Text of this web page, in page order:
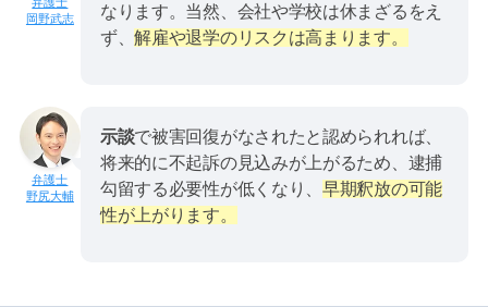
岡野武志
なります。当然、会社や学校は休まざるをえ
ず、解雇や退学のリスクは高まります。
野尻大輔
示談で被害回復がなされたと認められれば、
将来的に不起訴の見込みが上がるため、逮捕
勾留する必要性が低くなり、早期釈放の可能
性が上がります。